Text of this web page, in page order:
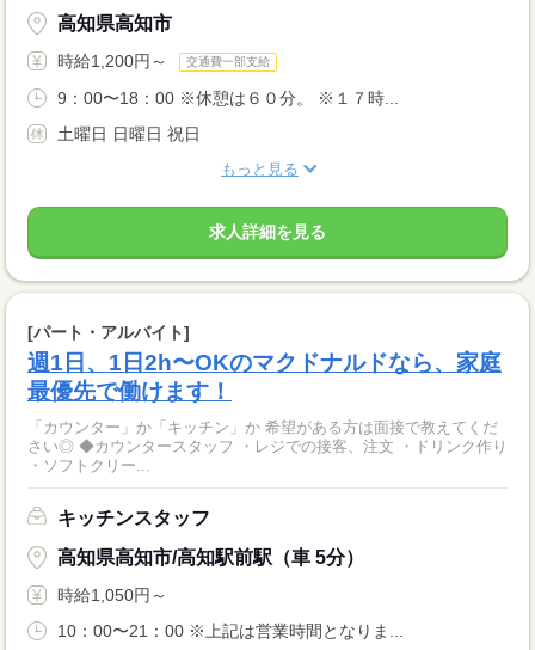
高知県高知市
時給1,200円～ 交通費一部支給
9：00〜18：00 ※休憩は６０分。 ※１７時...
土曜日 日曜日 祝日
もっと見る
求人詳細を見る
[パート・アルバイト]
週1日、1日2h〜OKのマクドナルドなら、家庭
最優先で働けます！
「カウンター」か「キッチン」か 希望がある方は面接で教えてくだ
さい◎ ◆カウンタースタッフ ・レジでの接客、注文 ・ドリンク作り
・ソフトクリー...
キッチンスタッフ
高知県高知市/高知駅前駅（車 5分）
時給1,050円～
10：00〜21：00 ※上記は営業時間となりま...